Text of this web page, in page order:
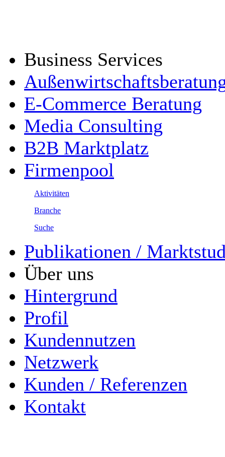
Business Services
E-Commerce Beratung
Media Consulting
B2B Marktplatz
Firmenpool
Aktivitäten
Branche
Suche
Publikationen /
Über uns
Hintergrund
Profil
Kundennutzen
Netzwerk
Kunden / Referenzen
Kontakt